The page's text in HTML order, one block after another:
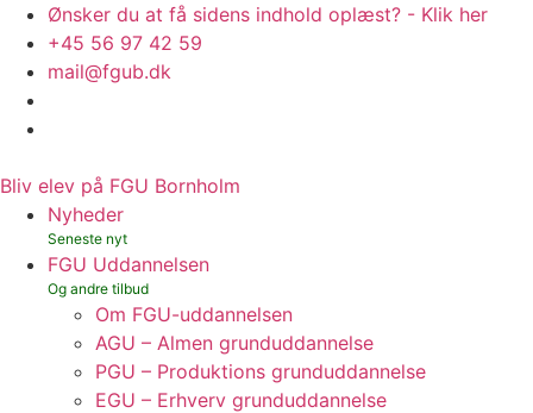
Ønsker du at få sidens indhold oplæst? - Klik her
+45 56 97 42 59
mail@fgub.dk
Bliv elev på FGU Bornholm
Nyheder
FGU Uddannelsen
Om FGU-uddannelsen
AGU – Almen grunduddannelse
PGU – Produktions grunduddannelse
EGU – Erhverv grunduddannelse